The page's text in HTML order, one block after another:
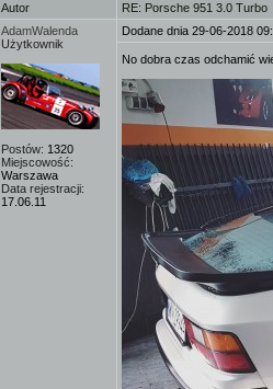
Autor
RE: Porsche 951 3.0 Turbo
AdamWalenda
Użytkownik
Postów: 1320
Miejscowość:
Warszawa
Data rejestracji:
17.06.11
Dodane dnia 29-06-2018
No dobra czas odchamić